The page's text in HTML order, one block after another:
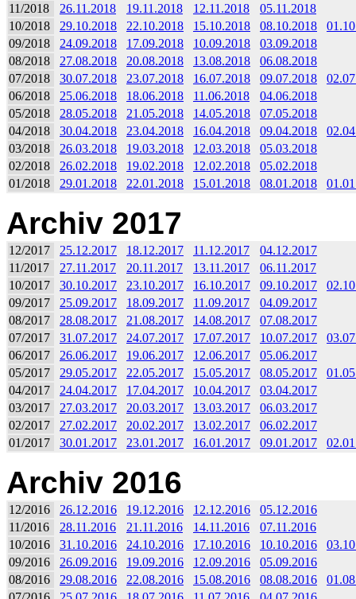
11/2018
26.11.2018 19.11.2018 12.11.2018
05.11.2018
10/2018
29.10.2018 22.10.2018 15.10.2018 08.10.2018
09/2018
24.09.2018 17.09.2018 10.09.2018
03.09.2018
08/2018
27.08.2018 20.08.2018 13.08.2018
06.08.2018
07/2018
30.07.2018 23.07.2018 16.07.2018 09.07.2018
06/2018
25.06.2018 18.06.2018 11.06.2018
04.06.2018
05/2018
28.05.2018 21.05.2018 14.05.2018
07.05.2018
04/2018
30.04.2018 23.04.2018 16.04.2018 09.04.2018
03/2018
26.03.2018 19.03.2018 12.03.2018
05.03.2018
02/2018
26.02.2018 19.02.2018 12.02.2018
05.02.2018
01/2018
29.01.2018 22.01.2018 15.01.2018 08.01.2018
Archiv 2017
12/2017 25.12.2017 18.12.2017 11.12.2017
04.12.2017
11/2017
27.11.2017 20.11.2017 13.11.2017
06.11.2017
10/2017
30.10.2017 23.10.2017 16.10.2017 09.10.2017
09/2017
25.09.2017 18.09.2017 11.09.2017
04.09.2017
08/2017
28.08.2017 21.08.2017 14.08.2017
07.08.2017
07/2017
31.07.2017 24.07.2017 17.07.2017 10.07.2017
06/2017
26.06.2017 19.06.2017 12.06.2017
05.06.2017
05/2017
29.05.2017 22.05.2017 15.05.2017 08.05.2017
04/2017
24.04.2017 17.04.2017 10.04.2017
03.04.2017
03/2017
27.03.2017 20.03.2017 13.03.2017
06.03.2017
02/2017
27.02.2017 20.02.2017 13.02.2017
06.02.2017
01/2017
30.01.2017 23.01.2017 16.01.2017 09.01.2017
Archiv 2016
12/2016 26.12.2016 19.12.2016 12.12.2016
05.12.2016
11/2016
28.11.2016 21.11.2016 14.11.2016
07.11.2016
10/2016
31.10.2016 24.10.2016 17.10.2016 10.10.2016
09/2016
26.09.2016 19.09.2016 12.09.2016
05.09.2016
08/2016
29.08.2016 22.08.2016 15.08.2016 08.08.2016